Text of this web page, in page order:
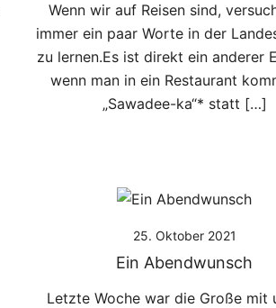
Wenn wir auf Reisen sind,
immer ein paar Worte in der
zu lernen.Es ist direkt ein anderer
wenn man in ein Restaurant
„Sawadee-ka“* statt […]
25. Oktober 2021
Ein Abendwunsch
Letzte Woche war die Große mit